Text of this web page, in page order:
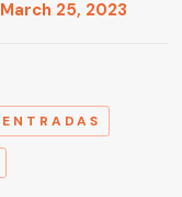
March 25, 2023
ENTRADAS